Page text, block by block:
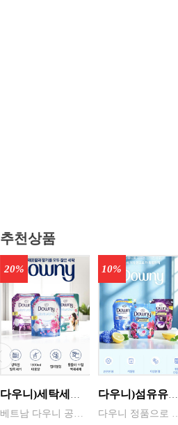
추천상품
20%
다우니)섬유유연제 3리터 프레쉬 리필 _{ 4입 한박스단위 판매 } 선라이즈 / 프레쉬 브리즈 / 미스티크
10%